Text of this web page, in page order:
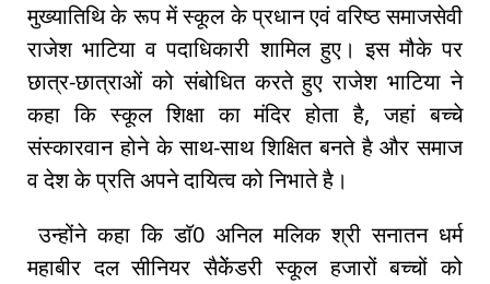
मुख्यातिथि के रूप में स्कूल के प्रधान एवं वरिष्ठ समाजसेवी
राजेश भाटिया व पदाधिकारी शामिल हुए। इस मौके पर
छात्र-छात्राओं को संबोधित करते हुए राजेश भाटिया ने
कहा कि स्कूल शिक्षा का मंदिर होता है, जहां बच्चे
संस्कारवान होने के साथ-साथ शिक्षित बनते है और समाज
व देश के प्रति अपने दायित्व को निभाते है।
उन्होंने कहा कि डाॅ0 अनिल मलिक श्री सनातन धर्म
महाबीर दल सीनियर सैकेेंडरी स्कूल हजारों बच्चों को